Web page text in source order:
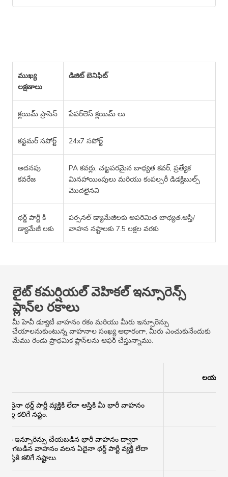
ముఖ్య
లక్షణాలు
డిజిట్ బెనిఫిట్
క్లయిమ్ ప్రాసెస్ పేపర్‌లెస్ క్లయిమ్ లు
కస్టమర్ సపోర్ట్ 24x7 సపోర్ట్
అదనపు
కవరేజ
PA కవర్లు, చట్టపరమైన బాధ్యత కవర్, ప్రత్యేక
మినహాయింపులు మరియు కంపల్సరీ డిడక్టిబుల్స్
మొదలైనవి
థర్డ్ పార్టీ కి
డ్యామేజీ లకు
పర్సనల్ డ్యామేజిలకు అపరిమిత బాధ్యత.ఆస్తి/
వాహన నష్టాలకు 7.5 లక్షల వరకు
లైట్ కమర్షియల్ వెహికల్ ఇన్సూరెన్స్
ప్లాన్‌ల రకాలు
మీ హెవీ డ్యూటీ వాహనం రకం మరియు మీరు ఇన్సూరెన్సు
చేయాలనుకుంటున్న వాహనాల సంఖ్య ఆధారంగా, మీరు ఎంచుకునేందుకు
మేము రెండు ప్రాథమిక ప్లాన్‌లను ఆఫర్ చేస్తున్నాము.
ఏదైనా థర్డ్ పార్టీ వ్యక్తికి లేదా ఆస్తికి మీ భారీ వాహనం
వల్ల కలిగే నష్టం.
మీ ఇన్సూరెన్సు చేయబడిన భారీ వాహనం ద్వారా
లాగబడిన వాహనం వలన ఏదైనా థర్డ్ పార్టీ వ్యక్తి లేదా
ఆస్తికి కలిగే నష్టాలు.